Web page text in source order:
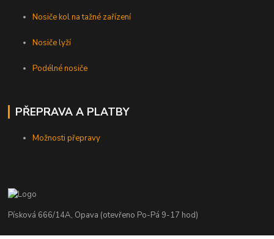
Nosiče kol na tažné zařízení
Nosiče lyží
Podélné nosiče
PŘEPRAVA A PLATBY
Možnosti přepravy
Písková 666/14A, Opava (otevřeno Po-Pá 9-17 hod)